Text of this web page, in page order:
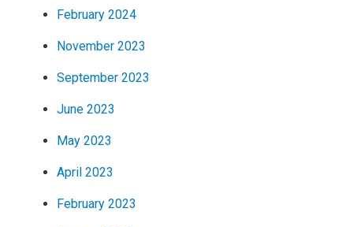
February 2024
November 2023
September 2023
June 2023
May 2023
April 2023
February 2023